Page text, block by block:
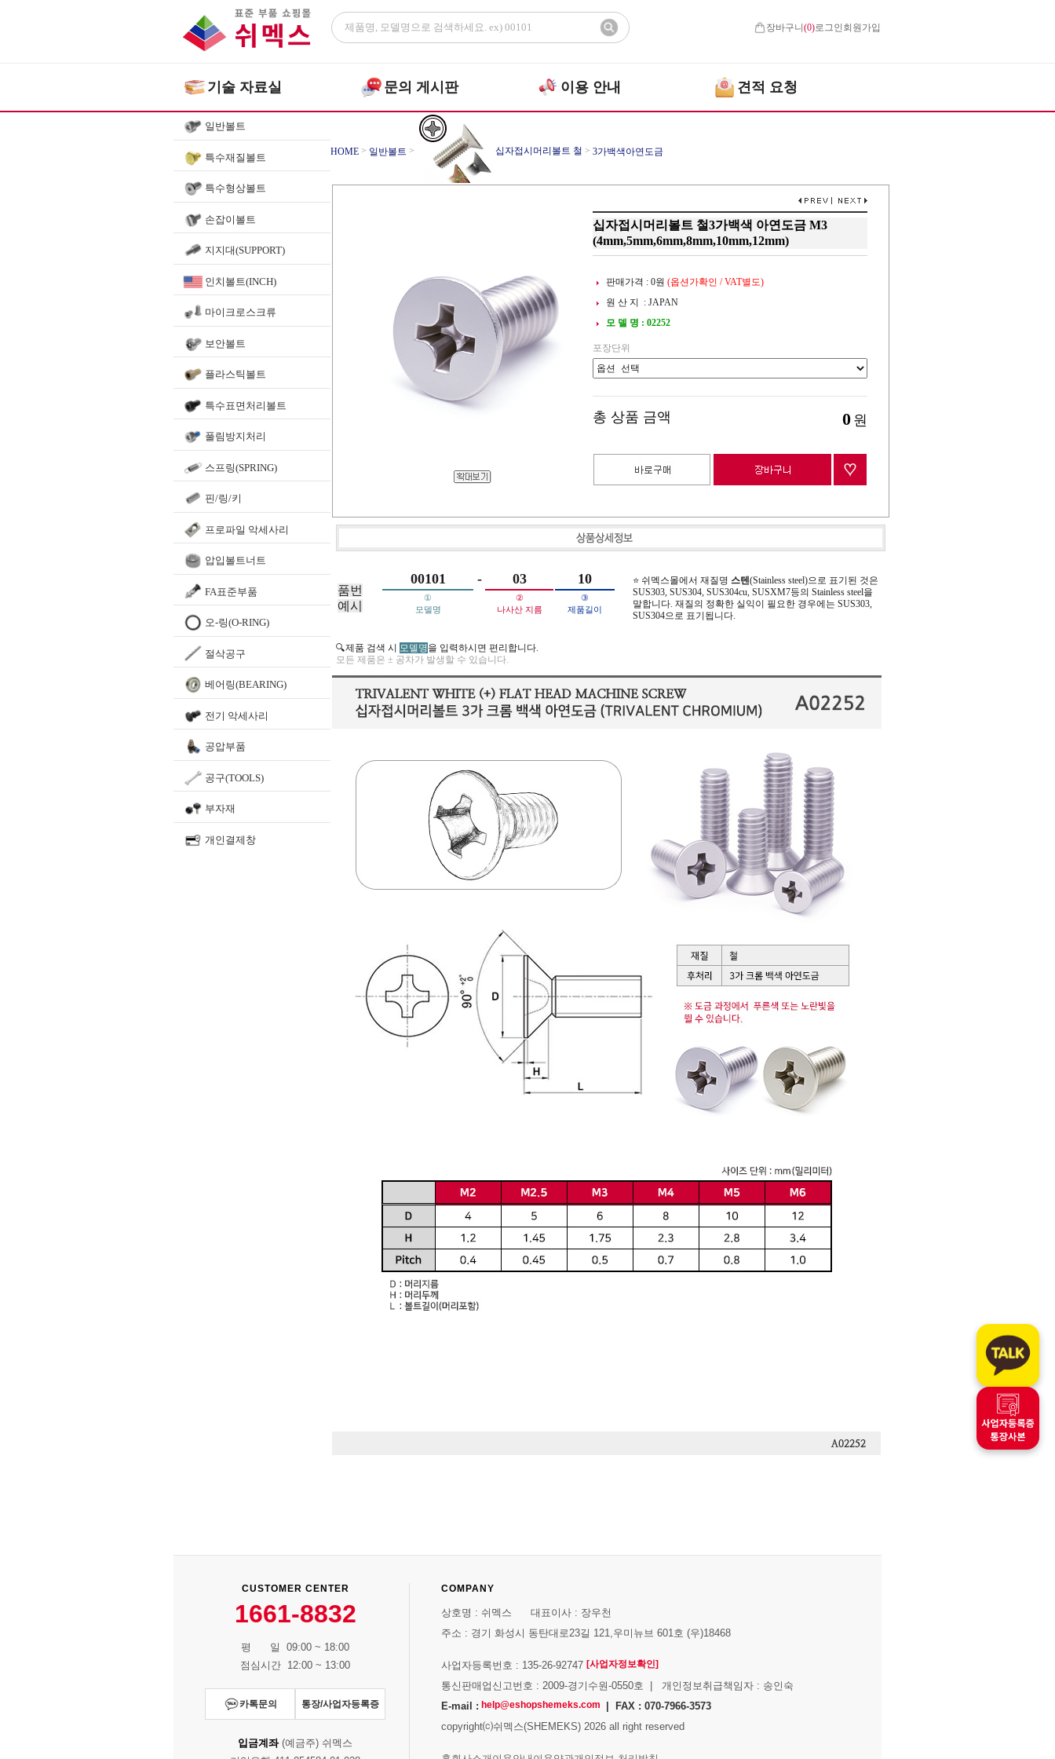
장바구니(0)로그인 회원가입
기술 자료실 문의 게시판 이용 안내 견적 요청
일반볼트
특수재질볼트
특수형상볼트
손잡이볼트
지지대(SUPPORT)
인치볼트(INCH)
마이크로스크류
보안볼트
플라스틱볼트
특수표면처리볼트
풀림방지처리
스프링(SPRING)
핀/링/키
프로파일 악세사리
압입볼트너트
FA표준부품
오-링(O-RING)
절삭공구
베어링(BEARING)
전기 악세사리
공압부품
공구(TOOLS)
부자재
개인결제창
HOME > 일반볼트 > 십자접시머리볼트 철 > 3가백색아연도금
십자접시머리볼트 철3가백색 아연도금 M3
(4mm,5mm,6mm,8mm,10mm,12mm)
판매가격 : 0원 (옵션가확인 / VAT별도)
원 산 지 : JAPAN
모 델 명 : 02252
포장단위
총 상품 금액 0 원
품번
예시
00101 - 03 10
①
모델명
②
나사산 지름
③
제품길이
⭐ 쉬멕스몰에서 재질명 스텐(Stainless steel)으로 표기된 것은
SUS303, SUS304, SUS304cu, SUSXM7등의 Stainless steel을
말합니다. 재질의 정확한 실익이 필요한 경우에는 SUS303,
SUS304으로 표기됩니다.
🔍제품 검색 시 모델명을 입력하시면 편리합니다.
모든 제품은 ± 공차가 발생할 수 있습니다.
CUSTOMER CENTER
1661-8832
평 일 09:00 ~ 18:00
점심시간 12:00 ~ 13:00
카톡문의 통장/사업자등록증
입금계좌(예금주) 쉬멕스
COMPANY
상호명 : 쉬멕스 대표이사 : 장우천
주소 : 경기 화성시 동탄대로23길 121,우미뉴브 601호 (우)18468
사업자등록번호 : 135-26-92747 [사업자정보확인]
통신판매업신고번호 : 2009-경기수원-0550호 | 개인정보취급책임자 : 송인숙
E-mail : help@eshopshemeks.com
| FAX : 070-7966-3573
copyright⒞쉬멕스(SHEMEKS) 2026 all right reserved